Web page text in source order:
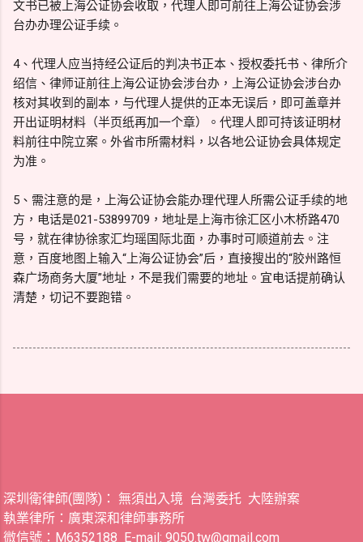
文书已被上海公证协会收取，代理人即可前往上海公证协会涉
台办办理公证手续。
4、代理人应当持经公证后的判决书正本、授权委托书、律所介
绍信、律师证前往上海公证协会涉台办，上海公证协会涉台办
核对其收到的副本，与代理人提供的正本无误后，即可盖章并
开出证明材料（半页纸再加一个章）。代理人即可持该证明材
料前往中院立案。外省市所需材料，以各地公证协会具体规定
为准。
5、需注意的是，上海公证协会能办理代理人所需公证手续的地
方，电话是021-53899709，地址是上海市徐汇区小木桥路470
号，就在律协徐家汇均瑶国际北面，办事时可顺道前去。注
意，百度地图上输入“上海公证协会”后，直接搜出的“胶州路恒
森广场商务大厦”地址，不是我们需要的地址。宜电话提前确认
清楚，切记不要跑错。
深圳衛律師(團隊)： 無須出入境 台灣委托 大陸辦案
執業律所：廣東深和律師事務所
微信號：M6352188 E-mail: 9050.tw@gmail.com